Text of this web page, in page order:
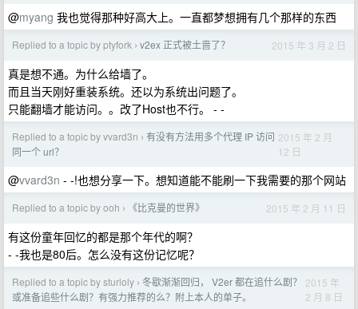
@myang 我也觉得那种好高大上。一直都梦想拥有几个那样的东西
Replied to a topic by ptyfork › v2ex 正式被土啬了？ 2015 年 3 月 2 日
真是想不通。为什么给墙了。
而且当天刚好重装系统。还以为系统出问题了。
只能翻墙才能访问。。改了Host也不行。 - -
Replied to a topic by vvard3n › 有没有方法用多个代理 IP 访问
同一个 url？
2015 年 2 月
12 日
@vvard3n - -!也想分享一下。想知道能不能刷一下我需要的那个网站
Replied to a topic by ooh › 《比克曼的世界》 2015 年 2 月 11 日
有这份童年回忆的都是那个年代的啊？
- -我也是80后。怎么没有这份记忆呢？
Replied to a topic by sturloly › 冬歇渐渐回归， V2er 都在追什么剧？
或准备追些什么剧？有强力推荐的么？附上本人的单子。
2015 年
2 月 8 日